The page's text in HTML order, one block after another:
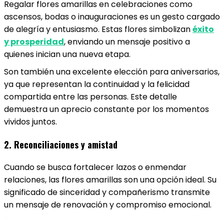
Regalar flores amarillas en celebraciones como
ascensos, bodas o inauguraciones es un gesto cargado
de alegría y entusiasmo. Estas flores simbolizanéxito
y prosperidad, enviando un mensaje positivo a
quienes inician una nueva etapa.
Son también una excelente elección para aniversarios,
ya que representan la continuidad y la felicidad
compartida entre las personas. Este detalle
demuestra un aprecio constante por los momentos
vividos juntos.
2. Reconciliaciones y amistad
Cuando se busca fortalecer lazos o enmendar
relaciones, las flores amarillas son una opción ideal. Su
significado de sinceridad y compañerismo transmite
un mensaje de renovación y compromiso emocional.